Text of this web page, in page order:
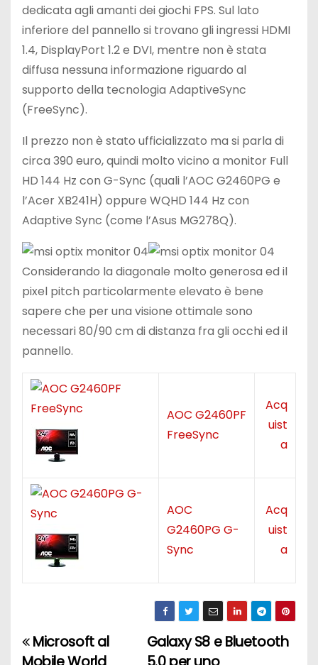
dedicata agli amanti dei giochi FPS. Sul lato
inferiore del pannello si trovano gli ingressi HDMI
1.4, DisplayPort 1.2 e DVI, mentre non è stata
diffusa nessuna informazione riguardo al
supporto della tecnologia AdaptiveSync
(FreeSync).
Il prezzo non è stato ufficializzato ma si parla di
circa 390 euro, quindi molto vicino a monitor Full
HD 144 Hz con G-Sync (quali l’AOC G2460PG e
l’Acer XB241H) oppure WQHD 144 Hz con
Adaptive Sync (come l’Asus MG278Q).
Considerando la diagonale molto generosa ed il
pixel pitch particolarmente elevato è bene
sapere che per una visione ottimale sono
necessari 80/90 cm di distanza fra gli occhi ed il
pannello.
AOC G2460PF
FreeSync
Acq
uist
a
AOC
G2460PG G-
Sync
Acq
uist
a
N
Galaxy S8 e Bluetooth
Microsoft al